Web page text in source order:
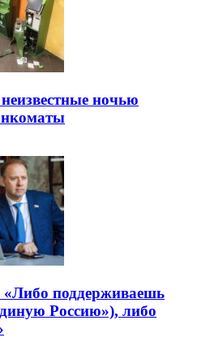
ночью
поддерживаешь
Россию»), либо